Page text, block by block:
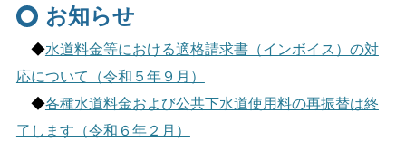
足寄町について
子育て・教育
しごと・産業
お知らせ
◆水道料金等における適格請求書（インボイス）の対
応について（令和５年９月）
◆各種水道料金および公共下水道使用料の再振替は終
了します（令和６年２月）